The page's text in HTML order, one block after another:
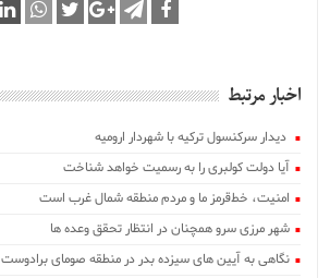
اخبار مرتبط
‍ دیدار سرکنسول ترکیه با شهردار ارومیه
آیا دولت کولبری را به رسمیت خواهد شناخت
امنیت، خط‌قرمز ما و مردم منطقه شمال غرب است
شهر مرزی سرو همچنان در انتظار تحقق وعده ها
نگاهی به آیین های سیزده بدر در منطقه صومای برادوست